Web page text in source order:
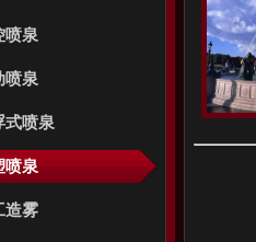
喷泉
喷泉
式喷泉
喷泉
造雾